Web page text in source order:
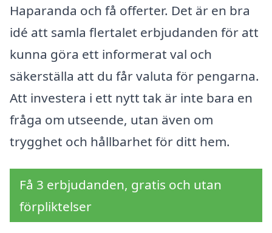
Haparanda och få offerter. Det är en bra
idé att samla flertalet erbjudanden för att
kunna göra ett informerat val och
säkerställa att du får valuta för pengarna.
Att investera i ett nytt tak är inte bara en
fråga om utseende, utan även om
trygghet och hållbarhet för ditt hem.
Få 3 erbjudanden, gratis och utan
förpliktelser